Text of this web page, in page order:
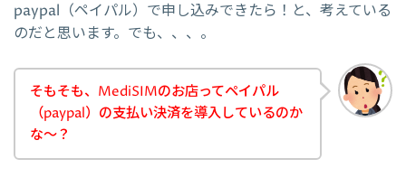
paypal（ペイパル）で申し込みできたら！と、考えている
のだと思います。でも、、、。
そもそも、MediSIMのお店ってペイパル
（paypal）の支払い決済を導入しているのか
な～？